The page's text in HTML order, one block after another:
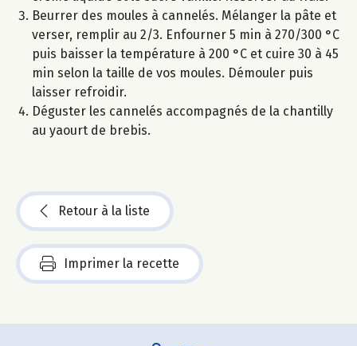
Beurrer des moules à cannelés. Mélanger la pâte et
verser, remplir au 2/3. Enfourner 5 min à 270/300 °C
puis baisser la température à 200 °C et cuire 30 à 45
min selon la taille de vos moules. Démouler puis
laisser refroidir.
Déguster les cannelés accompagnés de la chantilly
au yaourt de brebis.
Retour à la liste
Imprimer la recette